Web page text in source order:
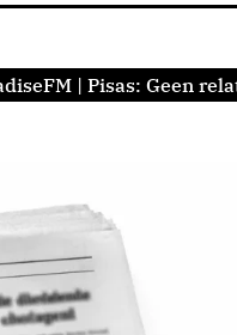
| Pisas: Geen